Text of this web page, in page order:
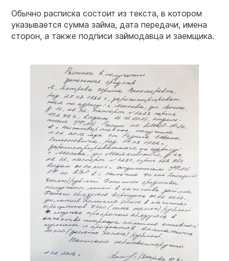
Обычно расписка состоит из текста, в котором
указывается сумма займа, дата передачи, имена
сторон, а также подписи займодавца и заемщика.